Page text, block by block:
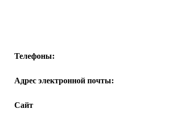
Телефоны:
Адрес электронной почты:
Сайт